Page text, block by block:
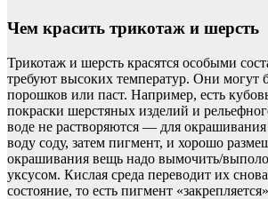
Чем красить трикотаж и шерсть
Трикотаж и шерсть красятся особыми
требуют высоких температур. Они могут
порошков или паст. Например, есть
покраски шерстяных изделий и
воде не растворяются — для окрашивания
воду соду, затем пигмент, и хорошо
окрашивания вещь надо вымочить/
уксусом. Кислая среда переводит их
состояние, то есть пигмент